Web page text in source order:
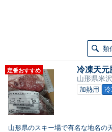
類
定番おすすめ 冷凍天元
山形県米沢
加熱用 冷
山形県のスキー場で有名な地名の